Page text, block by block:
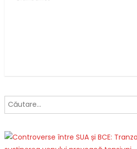
Caută
după: